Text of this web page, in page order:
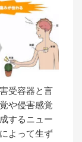
受容器と言
や侵害感覚
するニュー
よって生ず